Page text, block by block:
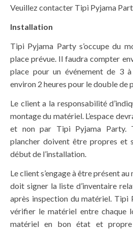
Veuillez contacter Tipi Pyjama
Installation
Tipi Pyjama Party s’occupe du
place prévue. Il faudra compter
place pour un événement de 3 à
environ 2 heures pour le double de
Le client a la responsabilité
montage du matériel. L’espace
et non par Tipi Pyjama Party.
plancher doivent être propres et
début de l’installation.
Le client s’engage à être présent
doit signer la liste d’inventaire
après inspection du matériel. Tipi
vérifier le matériel entre chaque
matériel en bon état et propre